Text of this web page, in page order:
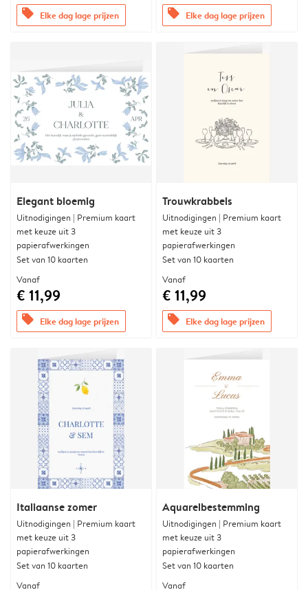
offers Elke dag lage prijzen offers Elke dag lage prijzen
Elegant bloemig
Uitnodigingen | Premium kaart
met keuze uit 3
papierafwerkingen
Set van 10 kaarten
Vanaf
€ 11,99
offers Elke dag lage prijzen
Trouwkrabbels
Uitnodigingen | Premium kaart
met keuze uit 3
papierafwerkingen
Set van 10 kaarten
Vanaf
€ 11,99
offers Elke dag lage prijzen
Italiaanse zomer
Uitnodigingen | Premium kaart
met keuze uit 3
papierafwerkingen
Set van 10 kaarten
Vanaf
Aquarelbestemming
Uitnodigingen | Premium kaart
met keuze uit 3
papierafwerkingen
Set van 10 kaarten
Vanaf